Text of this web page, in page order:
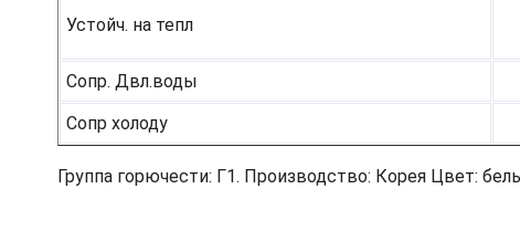
Устойч. на тепл
Сопр. Двл.воды
Сопр холоду
Группа горючести: Г1. Производство: Корея Цвет: